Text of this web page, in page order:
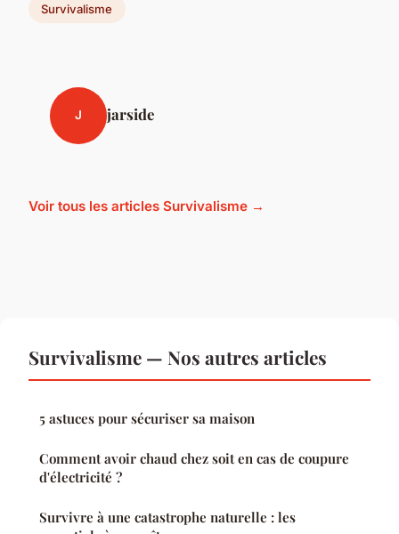
Survivalisme
J jarside
Voir tous les articles Survivalisme →
Survivalisme — Nos autres articles
5 astuces pour sécuriser sa maison
Comment avoir chaud chez soit en cas de coupure
d'électricité ?
Survivre à une catastrophe naturelle : les